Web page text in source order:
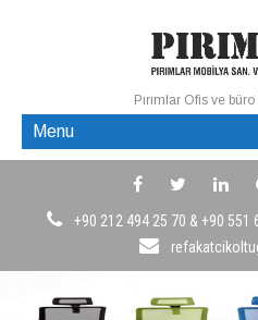
Pırımlar Ofis ve
Menu
+90 212 494 25 70 & +90 551